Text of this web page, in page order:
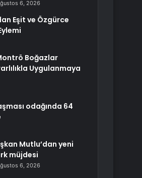
6, 2026
Eşit ve Özgürce
Boğazlar
Uygulanmaya
odağında 64
Mutlu’dan yeni
müjdesi
6, 2026